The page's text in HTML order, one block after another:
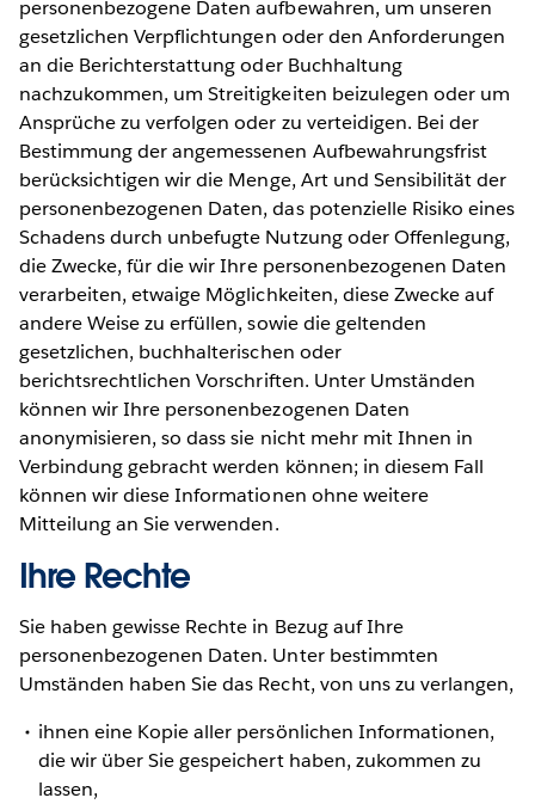
personenbezogene Daten aufbewahren, um unseren
gesetzlichen Verpflichtungen oder den Anforderungen
an die Berichterstattung oder Buchhaltung
nachzukommen, um Streitigkeiten beizulegen oder um
Ansprüche zu verfolgen oder zu verteidigen. Bei der
Bestimmung der angemessenen Aufbewahrungsfrist
berücksichtigen wir die Menge, Art und Sensibilität der
personenbezogenen Daten, das potenzielle Risiko eines
Schadens durch unbefugte Nutzung oder Offenlegung,
die Zwecke, für die wir Ihre personenbezogenen Daten
verarbeiten, etwaige Möglichkeiten, diese Zwecke auf
andere Weise zu erfüllen, sowie die geltenden
gesetzlichen, buchhalterischen oder
berichtsrechtlichen Vorschriften. Unter Umständen
können wir Ihre personenbezogenen Daten
anonymisieren, so dass sie nicht mehr mit Ihnen in
Verbindung gebracht werden können; in diesem Fall
können wir diese Informationen ohne weitere
Mitteilung an Sie verwenden.
Ihre Rechte
Sie haben gewisse Rechte in Bezug auf Ihre
personenbezogenen Daten. Unter bestimmten
Umständen haben Sie das Recht, von uns zu verlangen,
ihnen eine Kopie aller persönlichen Informationen,
die wir über Sie gespeichert haben, zukommen zu
lassen,